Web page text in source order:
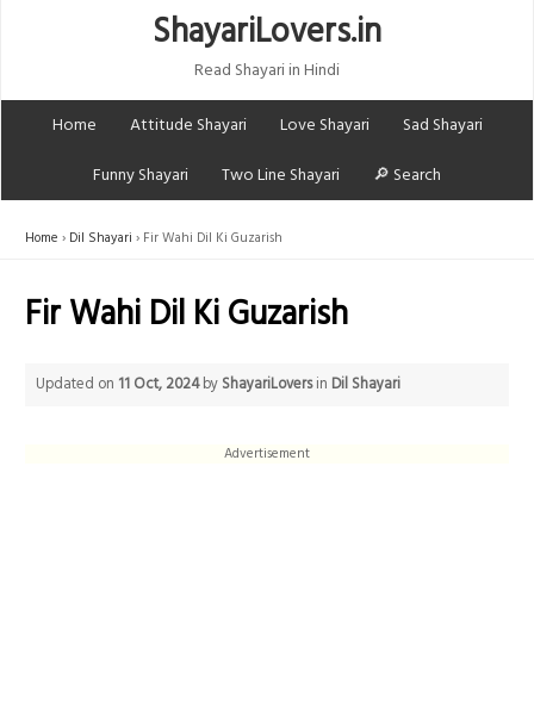
ShayariLovers.in
Read Shayari in Hindi
Home
Attitude Shayari Love Shayari
Sad Shayari
Funny Shayari
Two Line Shayari 🔎 Search
Home Dil Shayari Fir Wahi Dil Ki Guzarish
Fir Wahi Dil Ki Guzarish
Updated on 11 Oct, 2024by ShayariLoversin Dil Shayari
Advertisement